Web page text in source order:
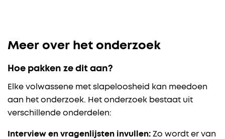
Meer over het onderzoek
Hoe pakken ze dit aan?
Elke volwassene met slapeloosheid kan meedoen
aan het onderzoek. Het onderzoek bestaat uit
verschillende onderdelen:
Interview en vragenlijsten invullen: Zo wordt er van